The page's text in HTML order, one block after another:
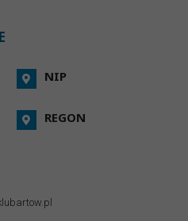
NIP
REGON